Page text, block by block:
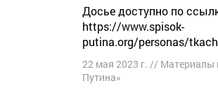
Досье доступно по ссылке:
https://www.spisok-
putina.org/personas/
22 мая 2023 г. // Материалы
Путина»